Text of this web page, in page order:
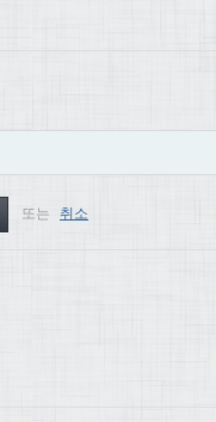
또는 취소